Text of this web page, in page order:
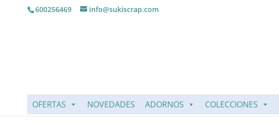
600256469 info@sukiscrap.com
OFERTAS NOVEDADES ADORNOS COLECCIONES